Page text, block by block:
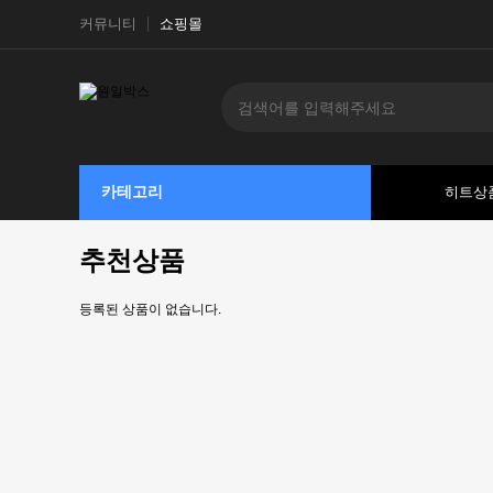
커뮤니티 쇼핑몰
카테고리 히트상
추천상품
등록된 상품이 없습니다.